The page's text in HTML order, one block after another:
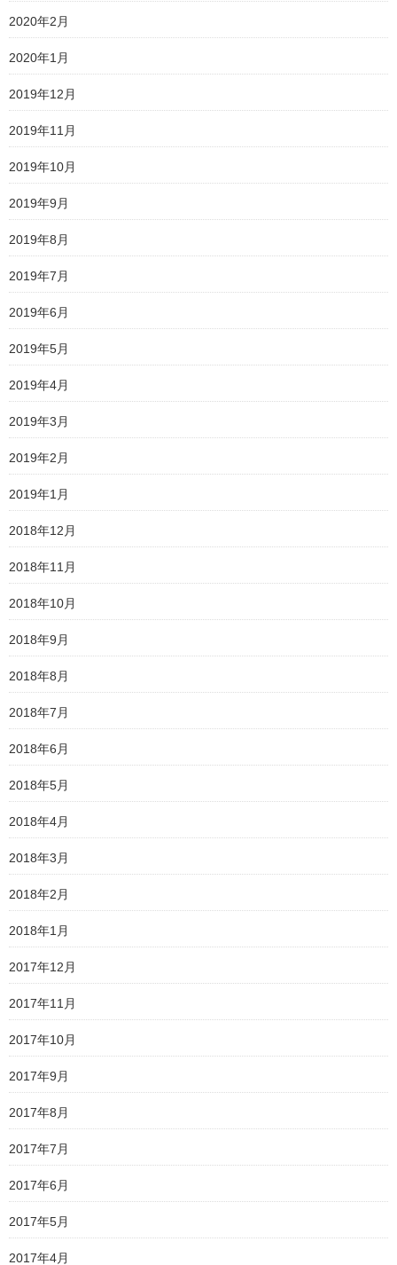
2020年2月
2020年1月
2019年12月
2019年11月
2019年10月
2019年9月
2019年8月
2019年7月
2019年6月
2019年5月
2019年4月
2019年3月
2019年2月
2019年1月
2018年12月
2018年11月
2018年10月
2018年9月
2018年8月
2018年7月
2018年6月
2018年5月
2018年4月
2018年3月
2018年2月
2018年1月
2017年12月
2017年11月
2017年10月
2017年9月
2017年8月
2017年7月
2017年6月
2017年5月
2017年4月